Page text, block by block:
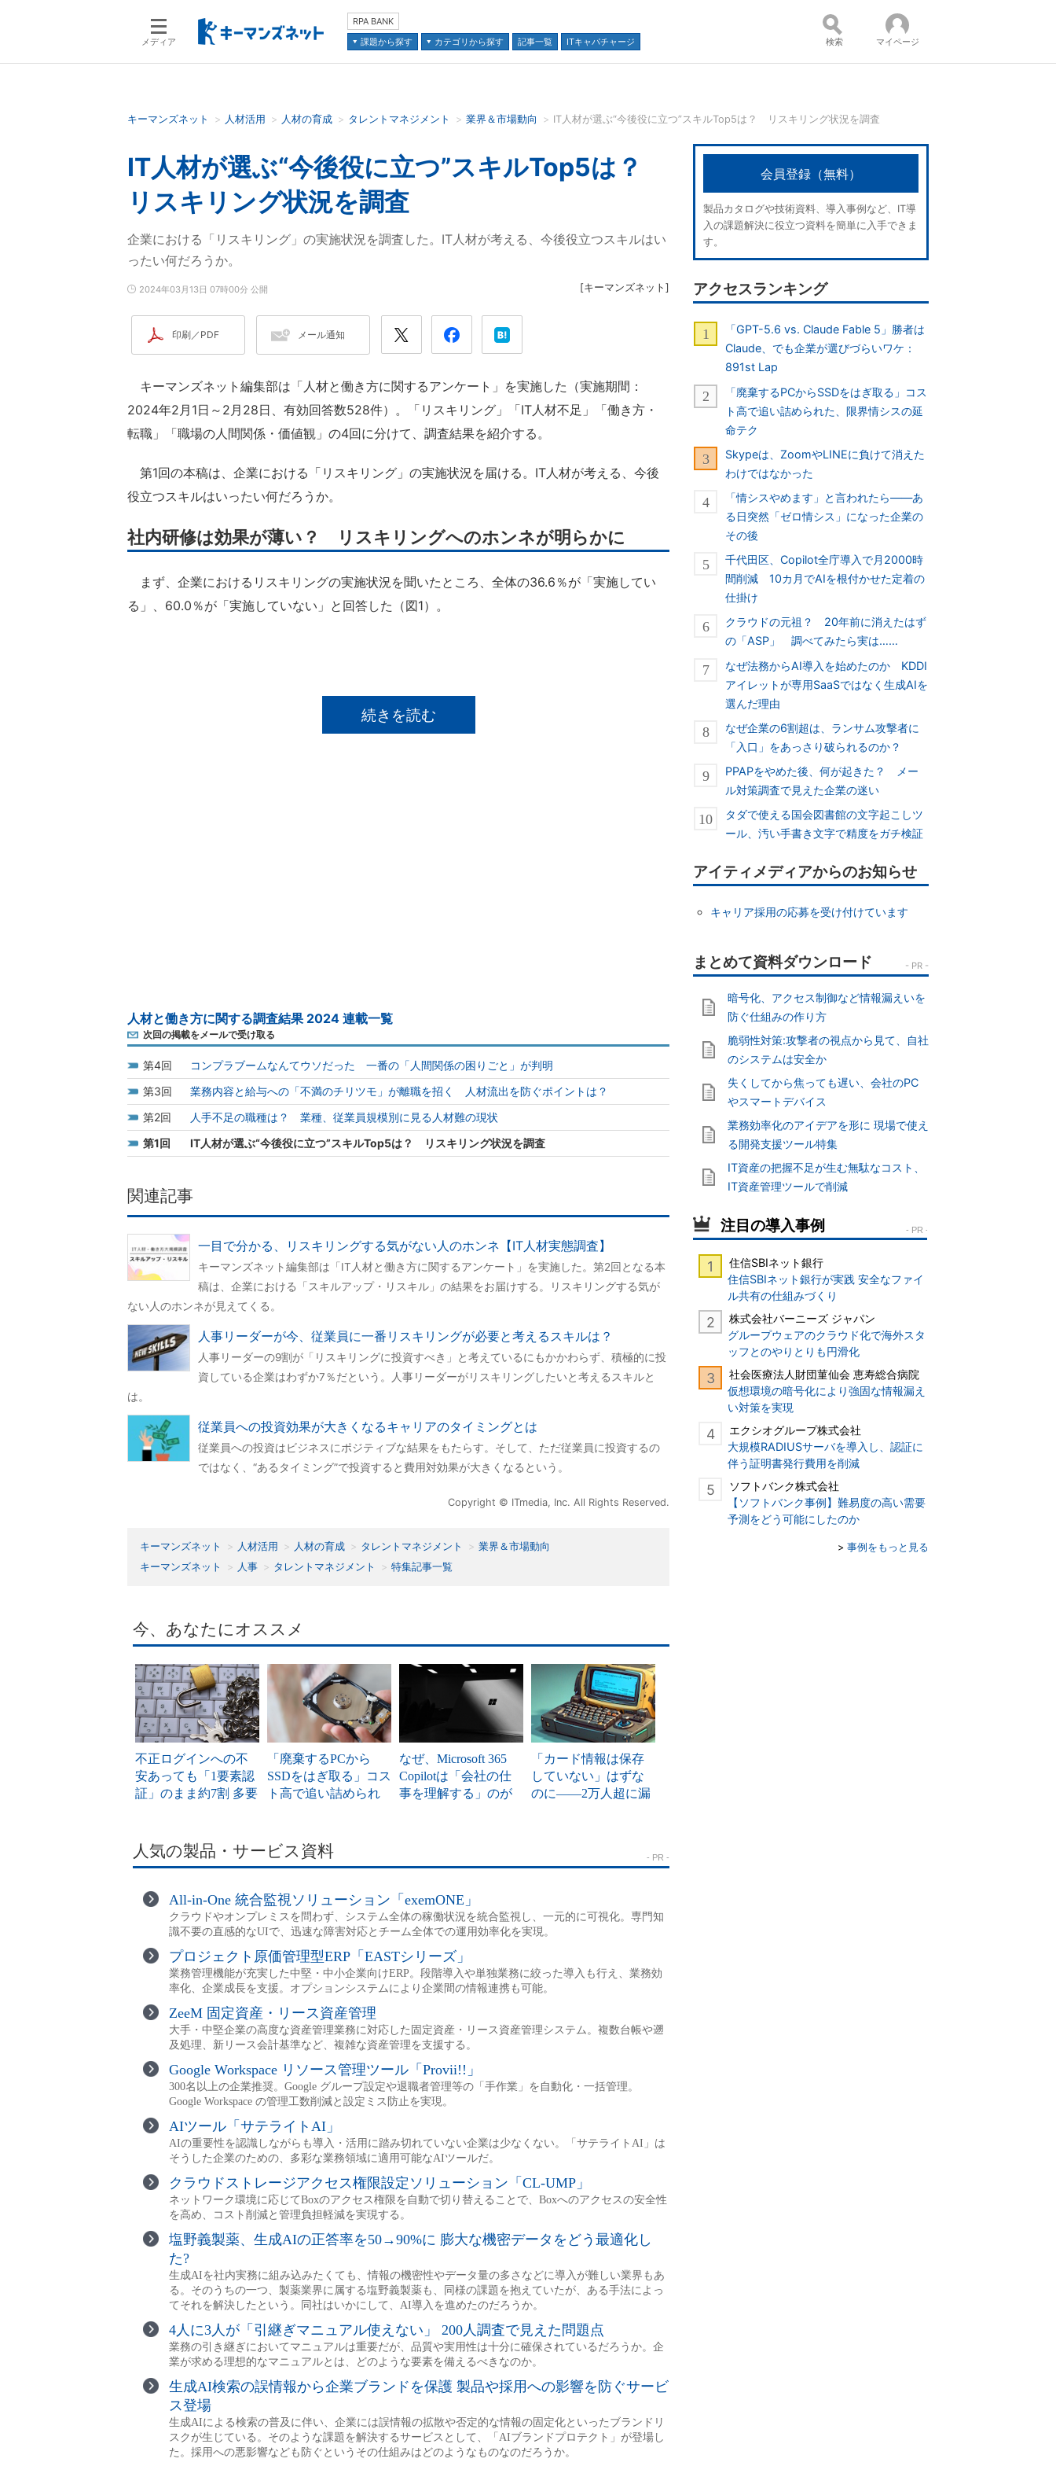
メディア
RPA BANK
課題から探す
カテゴリから探す 記事一覧 ITキャパチャージ
検索語を入力してください コンテンツ：
並び順：
検索 マイページ
キーマンズネット 人材活用 人材の育成 タレントマネジメント 業界＆市場動向 IT人材が選ぶ“今後役に立つ”スキルTop5は？ リスキリング状況を調査
IT人材が選ぶ“今後役に立つ”スキルTop5は？
リスキリング状況を調査
企業における「リスキリング」の実施状況を調査した。IT人材が考える、今後役立つスキルはい
ったい何だろうか。
2024年03月13日 07時00分 公開 [キーマンズネット ]
印刷／PDF メール通知
キーマンズネット編集部は「人材と働き方に関するアンケート」を実施した（実施期間：
2024年2月1日～2月28日、有効回答数528件）。「リスキリング」「IT人材不足」「働き方・
転職」「職場の人間関係・価値観」の4回に分けて、調査結果を紹介する。
第1回の本稿は、企業における「リスキリング」の実施状況を届ける。IT人材が考える、今後
役立つスキルはいったい何だろうか。
社内研修は効果が薄い？ リスキリングへのホンネが明らかに
まず、企業におけるリスキリングの実施状況を聞いたところ、全体の36.6％が「実施してい
る」、60.0％が「実施していない」と回答した（図1）。
続きを読む
人材と働き方に関する調査結果 2024 連載一覧
次回の掲載をメールで受け取る
4
コンプラブームなんてウソだった 一番の「人間関係の困りごと」が判明
3
業務内容と給与への「不満のチリツモ」が離職を招く 人材流出を防ぐポイントは？
2
人手不足の職種は？ 業種、従業員規模別に見る人材難の現状
1
IT人材が選ぶ“今後役に立つ”スキルTop5は？ リスキリング状況を調査
関連記事
一目で分かる、リスキリングする気がない人のホンネ【IT人材実態調査】
キーマンズネット編集部は「IT人材と働き方に関するアンケート」を実施した。第2回となる本
稿は、企業における「スキルアップ・リスキル」の結果をお届けする。リスキリングする気が
ない人のホンネが見えてくる。
人事リーダーが今、従業員に一番リスキリングが必要と考えるスキルは？
人事リーダーの9割が「リスキリングに投資すべき」と考えているにもかかわらず、積極的に投
資している企業はわずか7％だという。人事リーダーがリスキリングしたいと考えるスキルと
は。
従業員への投資効果が大きくなるキャリアのタイミングとは
従業員への投資はビジネスにポジティブな結果をもたらす。そして、ただ従業員に投資するの
ではなく、“あるタイミング”で投資すると費用対効果が大きくなるという。
Copyright © ITmedia, Inc. All Rights Reserved.
キーマンズネット 人材活用 人材の育成 タレントマネジメント
業界＆市場動向
キーマンズネット
人事 タレントマネジメント 特集記事一覧
会員登録（無料）
製品カタログや技術資料、導入事例など、IT導
入の課題解決に役立つ資料を簡単に入手できま
す。
アクセスランキング
「GPT-5.6 vs. Claude Fable 5」勝者は
Claude、でも企業が選びづらいワケ：
891st Lap
「廃棄するPCからSSDをはぎ取る」コス
ト高で追い詰められた、限界情シスの延
命テク
Skypeは、ZoomやLINEに負けて消えた
わけではなかった
「情シスやめます」と言われたら――あ
る日突然「ゼロ情シス」になった企業の
その後
千代田区、Copilot全庁導入で月2000時
間削減 10カ月でAIを根付かせた定着の
仕掛け
クラウドの元祖？ 20年前に消えたはず
の「ASP」 調べてみたら実は……
なぜ法務からAI導入を始めたのか KDDI
アイレットが専用SaaSではなく生成AIを
選んだ理由
なぜ企業の6割超は、ランサム攻撃者に
「入口」をあっさり破られるのか？
PPAPをやめた後、何が起きた？ メー
ル対策調査で見えた企業の迷い
タダで使える国会図書館の文字起こしツ
ール、汚い手書き文字で精度をガチ検証
アイティメディアからのお知らせ
キャリア採用の応募を受け付けています
暗号化、アクセス制御など情報漏えいを
防ぐ仕組みの作り方
脆弱性対策:攻撃者の視点から見て、自社
のシステムは安全か
失くしてから焦っても遅い、会社のPC
やスマートデバイス
業務効率化のアイデアを形に 現場で使え
る開発支援ツール特集
IT資産の把握不足が生む無駄なコスト、
IT資産管理ツールで削減